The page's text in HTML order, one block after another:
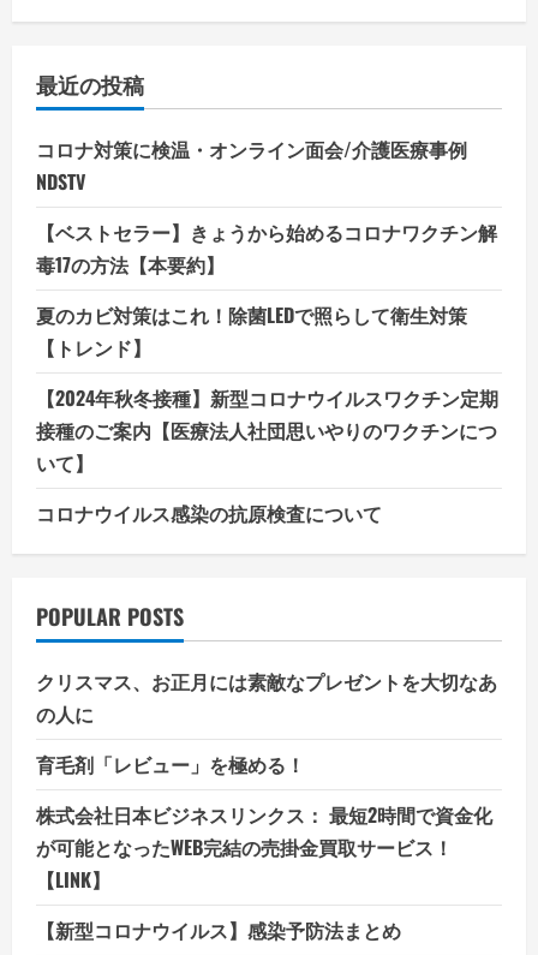
最近の投稿
コロナ対策に検温・オンライン面会/介護医療事例
NDSTV
【ベストセラー】きょうから始めるコロナワクチン解
毒17の方法【本要約】
夏のカビ対策はこれ！除菌LEDで照らして衛生対策
【トレンド】
【2024年秋冬接種】新型コロナウイルスワクチン定期
接種のご案内【医療法人社団思いやりのワクチンにつ
いて】
コロナウイルス感染の抗原検査について
POPULAR POSTS
クリスマス、お正月には素敵なプレゼントを大切なあ
の人に
育毛剤「レビュー」を極める！
株式会社日本ビジネスリンクス： 最短2時間で資金化
が可能となったWEB完結の売掛金買取サービス！
【LINK】
【新型コロナウイルス】感染予防法まとめ